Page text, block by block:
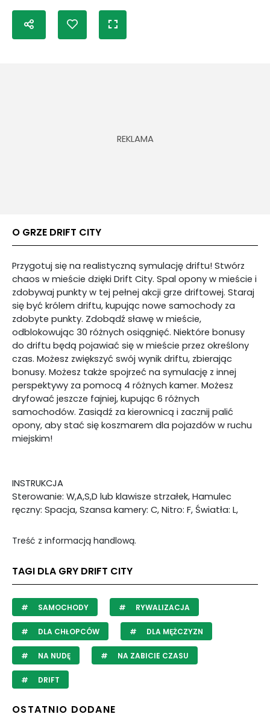
O GRZE DRIFT CITY
Przygotuj się na realistyczną symulację driftu! Stwórz
chaos w mieście dzięki Drift City. Spal opony w mieście i
zdobywaj punkty w tej pełnej akcji grze driftowej. Staraj
się być królem driftu, kupując nowe samochody za
zdobyte punkty. Zdobądź sławę w mieście,
odblokowując 30 różnych osiągnięć. Niektóre bonusy
do driftu będą pojawiać się w mieście przez określony
czas. Możesz zwiększyć swój wynik driftu, zbierając
bonusy. Możesz także spojrzeć na symulację z innej
perspektywy za pomocą 4 różnych kamer. Możesz
dryfować jeszcze fajniej, kupując 6 różnych
samochodów. Zasiądź za kierownicą i zacznij palić
opony, aby stać się koszmarem dla pojazdów w ruchu
miejskim!
INSTRUKCJA
Sterowanie: W,A,S,D lub klawisze strzałek, Hamulec
ręczny: Spacja, Szansa kamery: C, Nitro: F, Światła: L,
Treść z informacją handlową.
TAGI DLA GRY DRIFT CITY
SAMOCHODY RYWALIZACJA
DLA CHŁOPCÓW DLA MĘŻCZYZN
NA NUDĘ NA ZABICIE CZASU
DRIFT
OSTATNIO DODANE